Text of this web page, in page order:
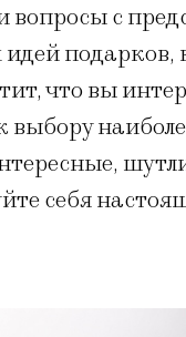
с
что вы
себя